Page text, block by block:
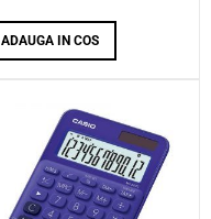
ADAUGA IN COS